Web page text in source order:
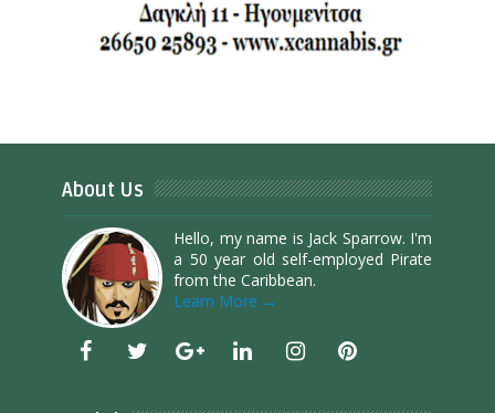
About Us
Hello, my name is Jack Sparrow. I'm
a 50 year old self-employed Pirate
from the Caribbean.
Learn More →